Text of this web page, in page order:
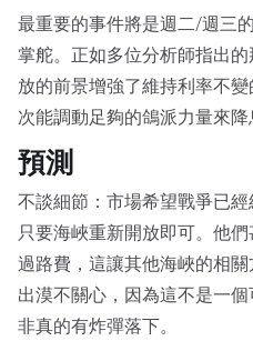
最重要的事件將是週二/週三
掌舵。正如多位分析師指出
放的前景增強了維持利率不
次能調動足夠的鴿派力量來降
預測
不談細節：市場希望戰爭已經
只要海峽重新開放即可。他
過路費，這讓其他海峽的相
出漠不關心，因為這不是一
非真的有炸彈落下。